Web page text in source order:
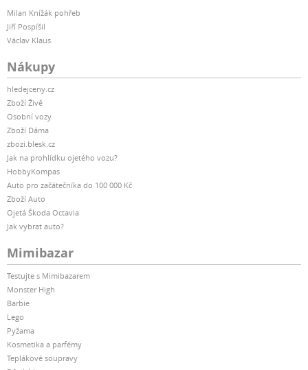
Milan Knížák pohřeb
Jiří Pospíšil
Václav Klaus
Nákupy
hledejceny.cz
Zboží Živě
Osobní vozy
Zboží Dáma
zbozi.blesk.cz
Jak na prohlídku ojetého vozu?
HobbyKompas
Auto pro začátečníka do 100 000 Kč
Zboží Auto
Ojetá Škoda Octavia
Jak vybrat auto?
Mimibazar
Testujte s Mimibazarem
Monster High
Barbie
Lego
Pyžama
Kosmetika a parfémy
Teplákové soupravy